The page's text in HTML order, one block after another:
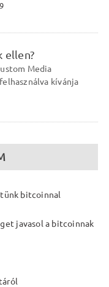
ellen?
Media
kívánja
bitcoinnal
javasol a bitcoinnak